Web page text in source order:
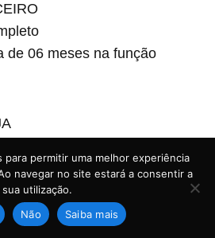
de 06 meses na função
de 06 meses na função.
para permitir uma melhor experiência
navegar no site estará a consentir a
sua utilização.
Não Saiba mais